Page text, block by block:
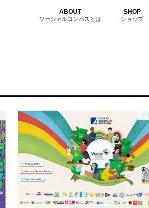
ABOUT
ソーシャルコンパスとは
SHOP
ショップ